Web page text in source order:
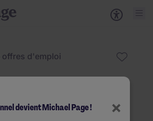
offres d'emploi
de Montage H/F
×
devient Michael Page !